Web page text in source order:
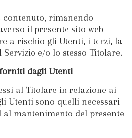
contenuto, rimanendo
il presente sito web
a rischio gli Utenti, i terzi, la
e/o lo stesso Titolare.
dagli Utenti
al Titolare in relazione ai
Utenti sono quelli necessari
mantenimento del presente